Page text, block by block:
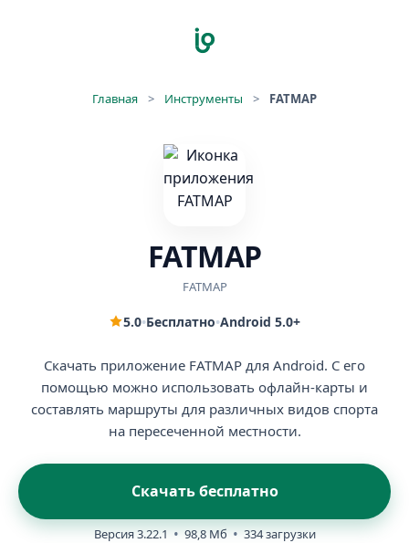
Главная > Инструменты > FATMAP
FATMAP
FATMAP
5.0•Бесплатно•Android 5.0+
Скачать приложение FATMAP для Android. С его
помощью можно использовать офлайн-карты и
составлять маршруты для различных видов спорта
на пересеченной местности.
Скачать бесплатно
Версия 3.22.1 98,8 Мб
334 загрузки